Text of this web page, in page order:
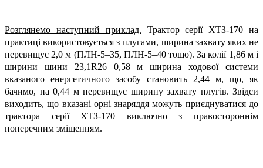
Розглянемо наступний приклад. Трактор серії ХТЗ-170 на
практиці використовується з плугами, ширина захвату яких не
перевищує 2,0 м (ПЛН-5–35, ПЛН-5–40 тощо). За колії 1,86 м і
ширини шини 23,1R26 0,58 м ширина ходової системи
вказаного енергетичного засобу становить 2,44 м, що, як
бачимо, на 0,44 м перевищує ширину захвату плугів. Звідси
виходить, що вказані орні знаряддя можуть приєднуватися до
трактора серії ХТЗ-170 виключно з правостороннім
поперечним зміщенням.